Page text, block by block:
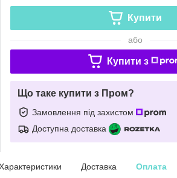
Купити
або
Купити з
Що таке купити з Пром?
Замовлення під захистом
Доступна доставка
Доставка Оплата